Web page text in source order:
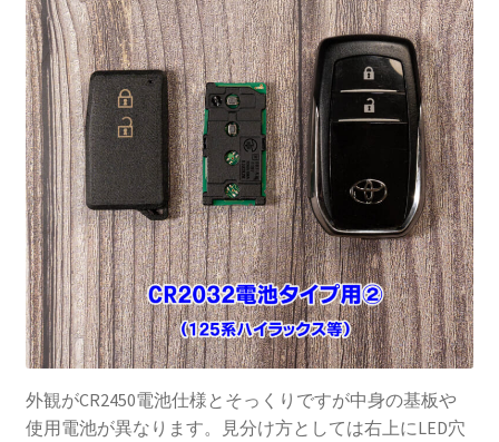
外観がCR2450電池仕様とそっくりですが中身の基板や
使用電池が異なります。見分け方としては右上にLED穴